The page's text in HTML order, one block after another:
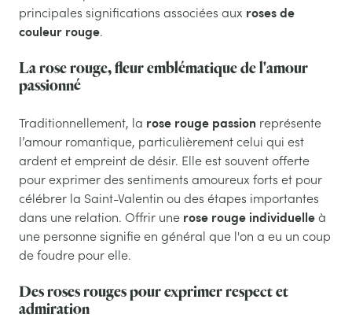
principales significations associées aux roses de
couleur rouge.
La rose rouge, fleur emblématique de l'amour
passionné
Traditionnellement, la rose rouge passion représente
l’amour romantique, particulièrement celui qui est
ardent et empreint de désir. Elle est souvent offerte
pour exprimer des sentiments amoureux forts et pour
célébrer la Saint-Valentin ou des étapes importantes
dans une relation. Offrir une rose rouge individuelle à
une personne signifie en général que l'on a eu un coup
de foudre pour elle.
Des roses rouges pour exprimer respect et
admiration